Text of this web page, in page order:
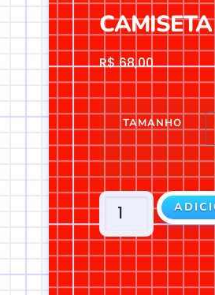
R$68,00
TAMANHO